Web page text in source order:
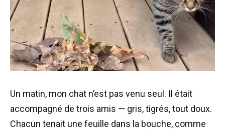
Un matin, mon chat n’est pas venu seul. Il était
accompagné de trois amis — gris, tigrés, tout doux.
Chacun tenait une feuille dans la bouche, comme